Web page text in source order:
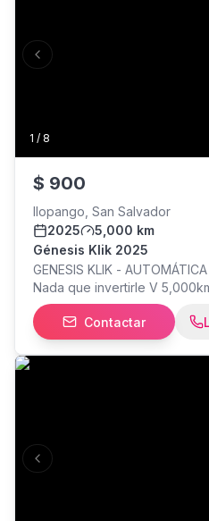
1 / 8
Previous slide
$ 900
Ilopango, San Salvador
2025
5,000 km
Génesis Klik 2025
GENESIS KLIK -
Nada que invertirle V
100% V Súper económica V
directo • Full extras: LED,
con vías, detalles únicos X
mecánico - Sometida a
Contactar
Previous slide